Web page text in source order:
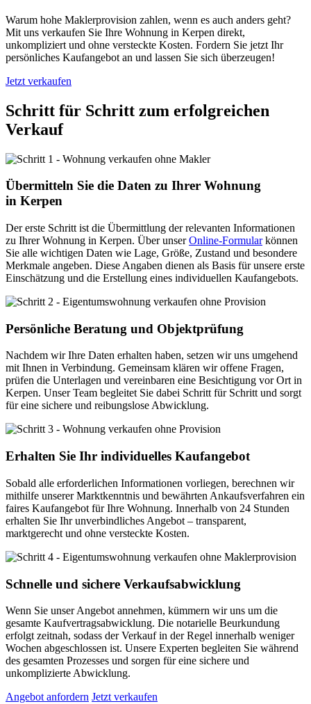
Warum hohe Maklerprovision zahlen, wenn es auch anders geht?
Mit uns verkaufen Sie Ihre Wohnung in Kerpen direkt,
unkompliziert und ohne versteckte Kosten. Fordern Sie jetzt Ihr
persönliches Kaufangebot an und lassen Sie sich überzeugen!
Jetzt verkaufen
Schritt für Schritt zum erfolgreichen
Verkauf
Übermitteln Sie die Daten zu Ihrer Wohnung
in Kerpen
Der erste Schritt ist die Übermittlung der relevanten Informationen
zu Ihrer Wohnung in Kerpen. Über unserOnline-Formularkönnen
Sie alle wichtigen Daten wie Lage, Größe, Zustand und besondere
Merkmale angeben. Diese Angaben dienen als Basis für unsere erste
Einschätzung und die Erstellung eines individuellen Kaufangebots.
Persönliche Beratung und Objektprüfung
Nachdem wir Ihre Daten erhalten haben, setzen wir uns umgehend
mit Ihnen in Verbindung. Gemeinsam klären wir offene Fragen,
prüfen die Unterlagen und vereinbaren eine Besichtigung vor Ort in
Kerpen. Unser Team begleitet Sie dabei Schritt für Schritt und sorgt
für eine sichere und reibungslose Abwicklung.
Erhalten Sie Ihr individuelles Kaufangebot
Sobald alle erforderlichen Informationen vorliegen, berechnen wir
mithilfe unserer Marktkenntnis und bewährten Ankaufsverfahren ein
faires Kaufangebot für Ihre Wohnung. Innerhalb von 24 Stunden
erhalten Sie Ihr unverbindliches Angebot – transparent,
marktgerecht und ohne versteckte Kosten.
Schnelle und sichere Verkaufsabwicklung
Wenn Sie unser Angebot annehmen, kümmern wir uns um die
gesamte Kaufvertragsabwicklung. Die notarielle Beurkundung
erfolgt zeitnah, sodass der Verkauf in der Regel innerhalb weniger
Wochen abgeschlossen ist. Unsere Experten begleiten Sie während
des gesamten Prozesses und sorgen für eine sichere und
unkomplizierte Abwicklung.
Angebot anfordern Jetzt verkaufen